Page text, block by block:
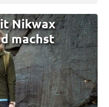
Nikwax
machst